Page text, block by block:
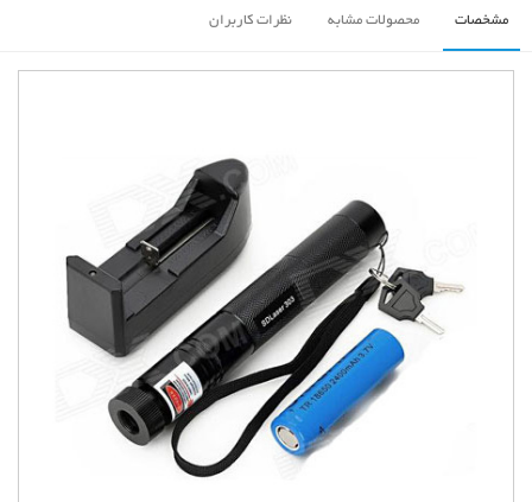
مشخصات محصولات مشابه نظرات کاربران